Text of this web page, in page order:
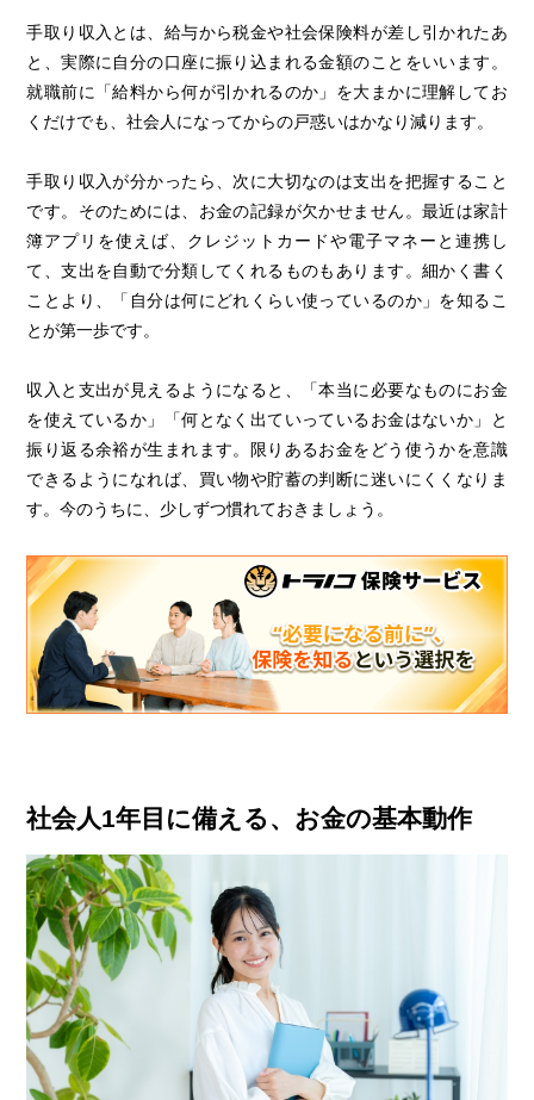
手取り収入とは、給与から税金や社会保険料が差し引かれたあ
と、実際に自分の口座に振り込まれる金額のことをいいます。
就職前に「給料から何が引かれるのか」を大まかに理解してお
くだけでも、社会人になってからの戸惑いはかなり減ります。
手取り収入が分かったら、次に大切なのは支出を把握すること
です。そのためには、お金の記録が欠かせません。最近は家計
簿アプリを使えば、クレジットカードや電子マネーと連携し
て、支出を自動で分類してくれるものもあります。細かく書く
ことより、「自分は何にどれくらい使っているのか」を知るこ
とが第一歩です。
収入と支出が見えるようになると、「本当に必要なものにお金
を使えているか」「何となく出ていっているお金はないか」と
振り返る余裕が生まれます。限りあるお金をどう使うかを意識
できるようになれば、買い物や貯蓄の判断に迷いにくくなりま
す。今のうちに、少しずつ慣れておきましょう。
社会人1年目に備える、お金の基本動作